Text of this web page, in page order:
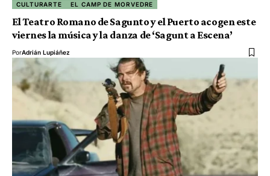
CULTURARTE EL CAMP DE MORVEDRE
El Teatro Romano de Sagunto y el Puerto acogen este
viernes la música y la danza de ‘Sagunt a Escena’
PorAdrián Lupiáñez